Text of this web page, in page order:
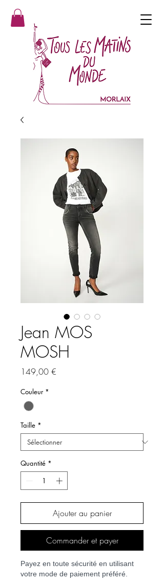
Jean MOS
MOSH
149,00 €
Couleur *
Taille *
Quantité *
Ajouter au panier
Commander et payer
Payez en toute sécurité en utilisant
votre mode de paiement préféré.